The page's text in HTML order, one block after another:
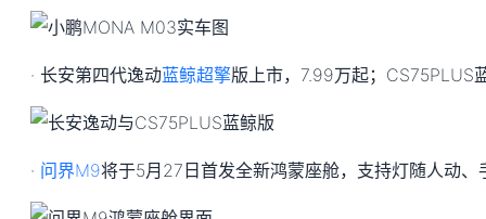
· 长安第四代逸动蓝鲸超擎版上市，7.99万起；CS75PLUS
· 问界M9将于5月27日首发全新鸿蒙座舱，支持灯随人动、